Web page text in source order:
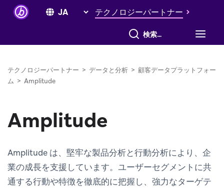
テクノロジーパートナー
すべて検索
テクノロジーパートナー > データと分析 > 顧客データプラットフォー
ム > Amplitude
Amplitude
Amplitude は、堅牢な製品分析と行動分析により、企
業の成長を支援しています。ユーザーセグメントに共
通する行動や特徴を徹底的に把握し、強力なターゲテ